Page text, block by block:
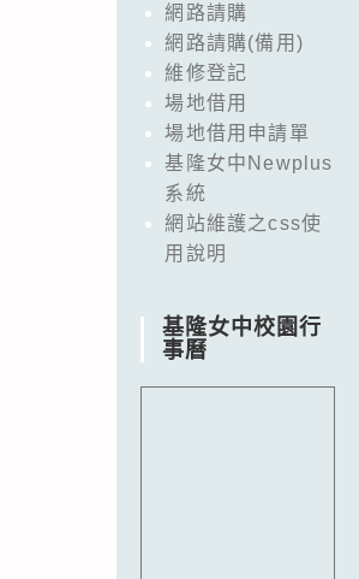
網路請購
網路請購(備用)
維修登記
場地借用
場地借用申請單
基隆女中Newplus
系統
網站維護之css使
用說明
基隆女中校園行
事曆